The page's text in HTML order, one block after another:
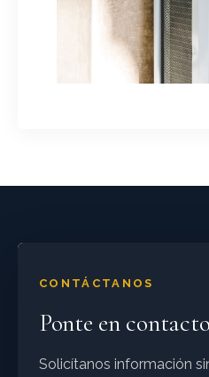
CONTÁCTANOS
Ponte en contacto
Solicítanos información